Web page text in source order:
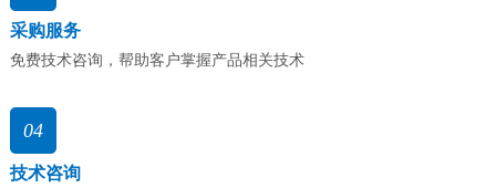
采购服务
免费技术咨询，帮助客户掌握产品相关技术
04
技术咨询